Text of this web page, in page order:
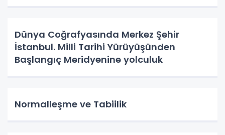
Dünya Coğrafyasında Merkez Şehir
İstanbul. Milli Tarihi Yürüyüşünden
Başlangıç Meridyenine yolculuk
Normalleşme ve Tabiilik